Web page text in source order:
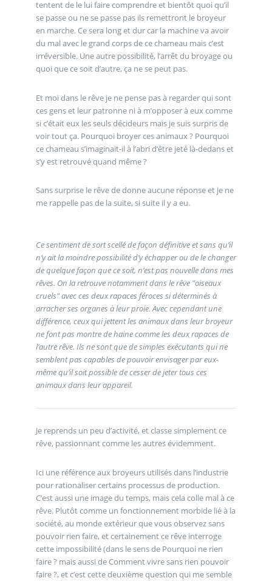
tentent de le lui faire comprendre et bientôt quoi qu’il
se passe ou ne se passe pas ils remettront le broyeur
en marche. Ce sera long et dur car la machine va avoir
du mal avec le grand corps de ce chameau mais c’est
irréversible. Une autre possibilité, l’arrêt du broyage ou
quoi que ce soit d’autre, ça ne se peut pas.
Et moi dans le rêve je ne pense pas à regarder qui sont
ces gens et leur patronne ni à m’opposer à eux comme
si c’était eux les seuls décideurs mais je suis surpris de
voir tout ça. Pourquoi broyer ces animaux ? Pourquoi
ce chameau s’imaginait-il à l’abri d’être jeté là-dedans et
s’y est retrouvé quand même ?
Sans surprise le rêve de donne aucune réponse et je ne
me rappelle pas de la suite, si suite il y a eu.
Ce sentiment de sort scellé de façon définitive et sans qu’il
n’y ait la moindre possibilité d’y échapper ou de le changer
de quelque façon que ce soit, n’est pas nouvelle dans mes
rêves. On la retrouve notamment dans le rêve "oiseaux
cruels" avec ces deux rapaces féroces si déterminés à
arracher ses organes à leur proie. Avec cependant une
différence, ceux qui jettent les animaux dans leur broyeur
ne font pas montre de haine comme les deux rapaces de
l’autre rêve. Ils ne sont que de simples exécutants qui ne
semblent pas capables de pouvoir envisager par eux-
même qu’il soit possible de cesser de jeter tous ces
animaux dans leur appareil.
Je reprends un peu d’activité, et classe simplement ce
rêve, passionnant comme les autres évidemment.
Ici une référence aux broyeurs utilisés dans l’industrie
pour rationaliser certains processus de production.
C’est aussi une image du temps, mais cela colle mal à ce
rêve. Plutôt comme un fonctionnement morbide lié à la
société, au monde extérieur que vous observez sans
pouvoir rien faire, et certainement ce rêve interroge
cette impossibilité (dans le sens de Pourquoi ne rien
faire ? mais aussi de Comment vivre sans rien pouvoir
faire ?, et c’est cette deuxième question qui me semble